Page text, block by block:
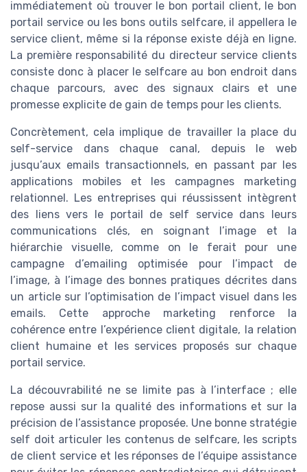
immédiatement où trouver le bon portail client, le bon
portail service ou les bons outils selfcare, il appellera le
service client, même si la réponse existe déjà en ligne.
La première responsabilité du directeur service clients
consiste donc à placer le selfcare au bon endroit dans
chaque parcours, avec des signaux clairs et une
promesse explicite de gain de temps pour les clients.
Concrètement, cela implique de travailler la place du
self-service dans chaque canal, depuis le web
jusqu’aux emails transactionnels, en passant par les
applications mobiles et les campagnes marketing
relationnel. Les entreprises qui réussissent intègrent
des liens vers le portail de self service dans leurs
communications clés, en soignant l’image et la
hiérarchie visuelle, comme on le ferait pour une
campagne d’emailing optimisée pour l’impact de
l’image, à l’image des bonnes pratiques décrites dans
un article sur l’optimisation de l’impact visuel dans les
emails. Cette approche marketing renforce la
cohérence entre l’expérience client digitale, la relation
client humaine et les services proposés sur chaque
portail service.
La découvrabilité ne se limite pas à l’interface ; elle
repose aussi sur la qualité des informations et sur la
précision de l’assistance proposée. Une bonne stratégie
self doit articuler les contenus de selfcare, les scripts
de client service et les réponses de l’équipe assistance